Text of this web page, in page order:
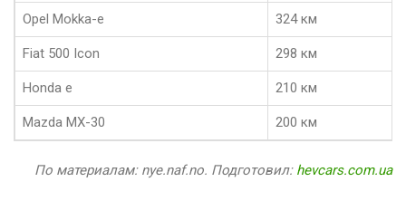
Opel Mokka-e 324 км
Fiat 500 Icon 298 км
Honda e 210 км
Mazda MX-30 200 км
По материалам: nye.naf.no. Подготовил: hevcars.com.ua